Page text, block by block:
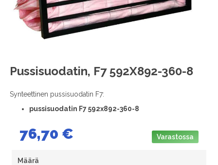
Pussisuodatin, F7 592X892-360-8
Synteettinen pussisuodatin F7:
pussisuodatin F7 592x892-360-8
76,70 € Varastossa
Määrä
Skip
to
beginning
gallery